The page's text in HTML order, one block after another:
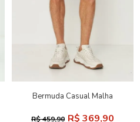
Bermuda Casual Malha
R$ 459,90 R$ 369,90